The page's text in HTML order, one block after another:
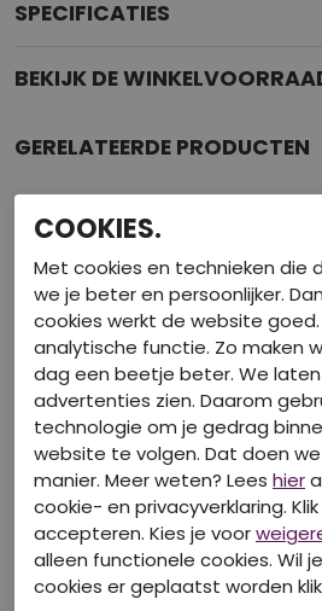
SPECIFICATIES
BEKIJK DE
GERELATEERDE PRODUCTEN
40-50-60% korting
FLINQ
Z10408/Wallace mint groen
T-shirts korte mouw
FLINQ
T-
COOKIES.
Met cookies en technieken die
we je beter en persoonlijker.
cookies werkt de website
analytische functie. Zo maken
dag een beetje beter. We
advertenties zien. Daarom
technologie om je gedrag
website te volgen. Dat doen
manier. Meer weten? Lees hier
cookie- en privacyverklaring.
accepteren. Kies je voor
alleen functionele cookies. Wil
cookies er geplaatst worden